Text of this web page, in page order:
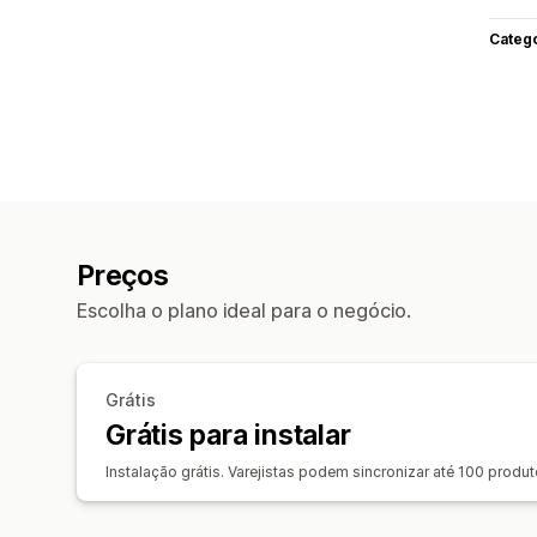
Preços
Escolha o plano ideal para o negócio.
Grátis
Grátis para instalar
Instalação grátis. Varejistas podem sincronizar até 100